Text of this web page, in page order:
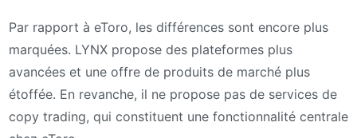
Par rapport à eToro, les différences sont encore plus
marquées. LYNX propose des plateformes plus
avancées et une offre de produits de marché plus
étoffée. En revanche, il ne propose pas de services de
copy trading, qui constituent une fonctionnalité centrale